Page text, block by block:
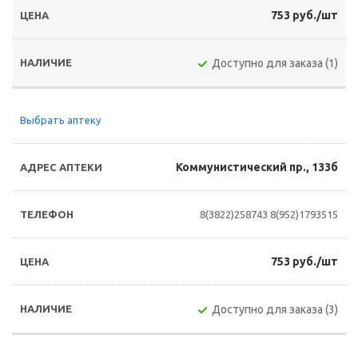
753 руб./шт
Доступно для заказа (1)
Выбрать аптеку
Коммунистический пр., 133б
8(3822)258743 8(952)1793515
753 руб./шт
Доступно для заказа (3)